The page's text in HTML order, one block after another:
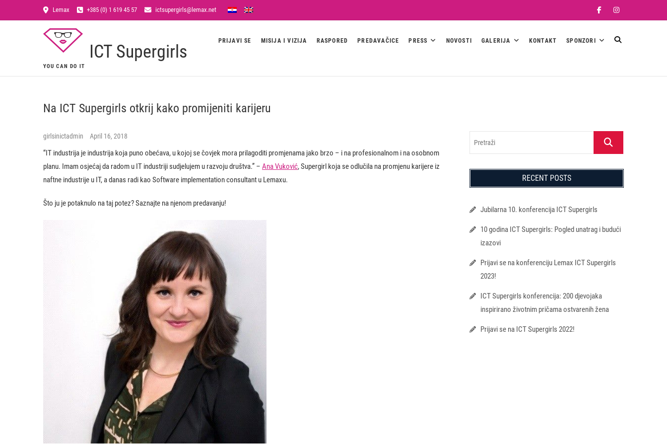
Lemax +385 (0) 1 619 45 57 ictsupergirls@lemax.net FacebookInstagram
ICT Supergirls
YOU CAN DO IT
PRIJAVI SE MISIJA I VIZIJA RASPORED PREDAVAČICE PRESS NOVOSTI GALERIJA KONTAKT SPONZORI
Na ICT Supergirls otkrij kako promijeniti karijeru
girlsinictadmin April 16, 2018
“IT industrija je industrija koja puno obećava, u kojoj se čovjek mora prilagoditi promjenama jako brzo – i na profesionalnom i na osobnom
planu. Imam osjećaj da radom u IT industriji sudjelujem u razvoju društva.” – Ana Vuković, Supergirl koja se odlučila na promjenu karijere iz
naftne industrije u IT, a danas radi kao Software implementation consultant u Lemaxu.
Što ju je potaknulo na taj potez? Saznajte na njenom predavanju!
Pretraži
RECENT POSTS
Jubilarna 10. konferencija ICT Supergirls
10 godina ICT Supergirls: Pogled unatrag i budući
izazovi
Prijavi se na konferenciju Lemax ICT Supergirls
2023!
ICT Supergirls konferencija: 200 djevojaka
inspirirano životnim pričama ostvarenih žena
Prijavi se na ICT Supergirls 2022!